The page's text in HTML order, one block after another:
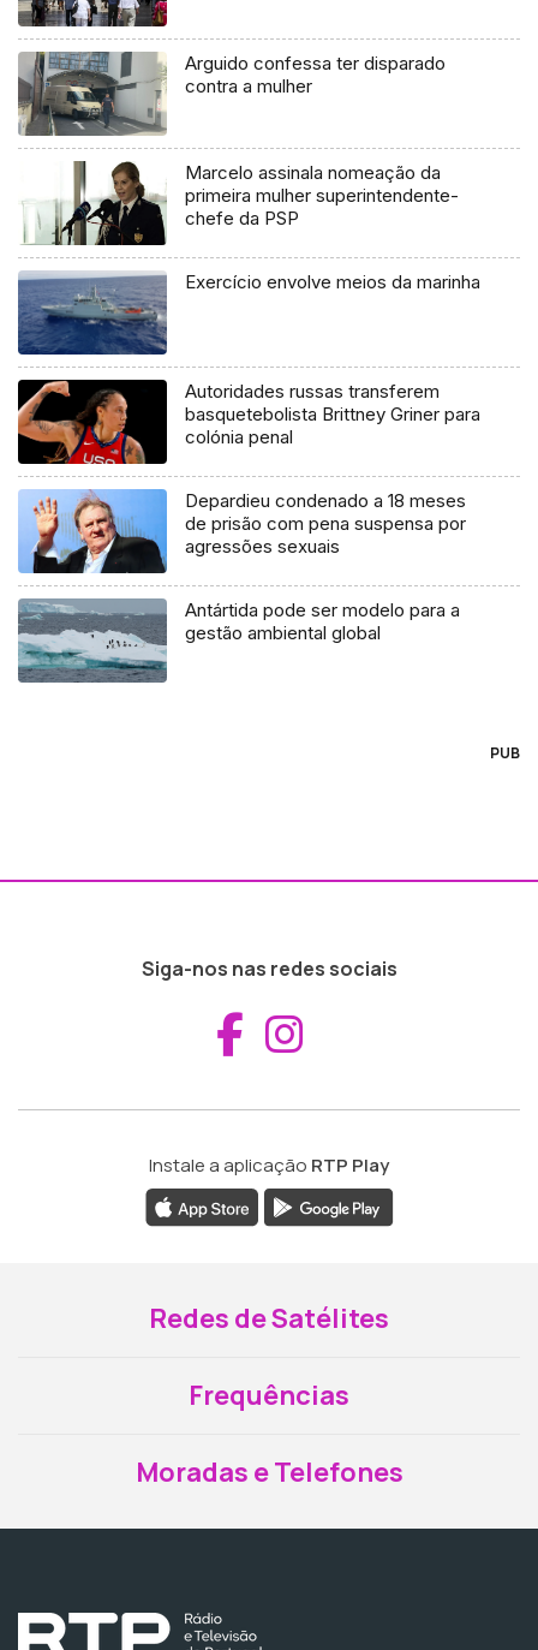
Arguido confessa ter disparado
contra a mulher
Marcelo assinala nomeação da
primeira mulher superintendente-
chefe da PSP
Exercício envolve meios da marinha
Autoridades russas transferem
basquetebolista Brittney Griner para
colónia penal
Depardieu condenado a 18 meses
de prisão com pena suspensa por
agressões sexuais
Antártida pode ser modelo para a
gestão ambiental global
PUB
Siga-nos nas redes sociais
Aceder ao
Instale a aplicação RTP Play
Redes de Satélites
Frequências
Moradas e Telefones